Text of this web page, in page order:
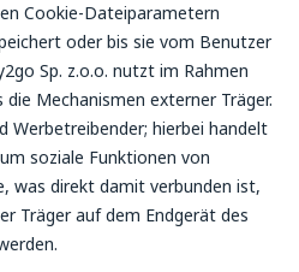
Cookie-Dateiparametern
oder bis sie vom Benutzer
Sp. z.o.o. nutzt im Rahmen
die Mechanismen externer Träger.
Werbetreibender; hierbei handelt
soziale Funktionen von
was direkt damit verbunden ist,
Träger auf dem Endgerät des